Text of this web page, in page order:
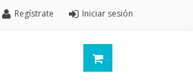
Iniciar sesión
Regístrate